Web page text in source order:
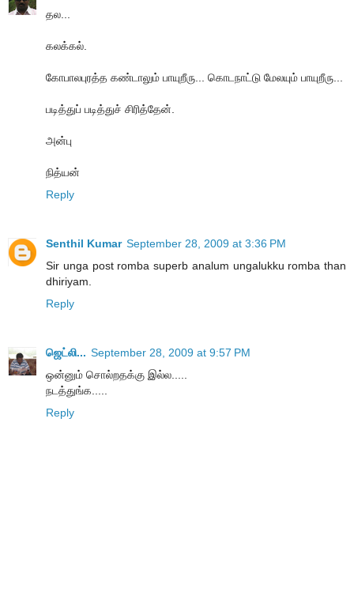
தல...
கலக்கல்.
கோபாலபுரத்த கண்டாலும் பாயுறீரு... கொடநாட்டு மேலயும் பாயுறீரு...
படித்துப் படித்துச் சிரித்தேன்.
அன்பு
நித்யன்
Reply
Senthil Kumar September 28, 2009 at 3:36 PM
Sir unga post romba superb analum ungalukku romba than
dhiriyam.
Reply
ஜெட்லி... September 28, 2009 at 9:57 PM
ஒன்னும் சொல்றதக்கு இல்ல.....
நடத்துங்க.....
Reply